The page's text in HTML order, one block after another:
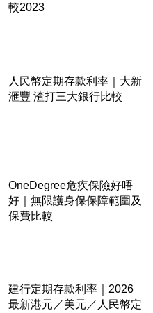
較2023
人民幣定期存款利率｜大新
滙豐 渣打三大銀行比較
OneDegree危疾保險好唔
好｜無限護身保保障範圍及
保費比較
建行定期存款利率｜2026
最新港元／美元／人民幣定